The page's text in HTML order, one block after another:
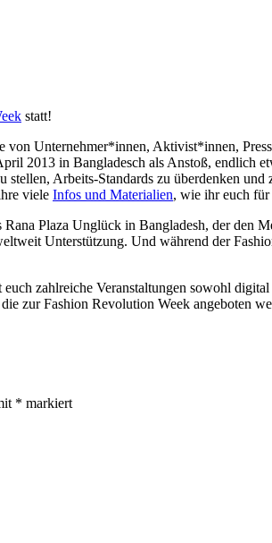
statt!
Unternehmer*innen, Aktivist*innen,
2013 in Bangladesch als Anstoß, endlich
Arbeits-Standards zu überdenken
viele Infos und Materialien, wie ihr euch für
Plaza Unglück in Bangladesh, der den
Unterstützung. Und während der
zahlreiche Veranstaltungen sowohl
die zur Fashion Revolution Week angeboten
* markiert